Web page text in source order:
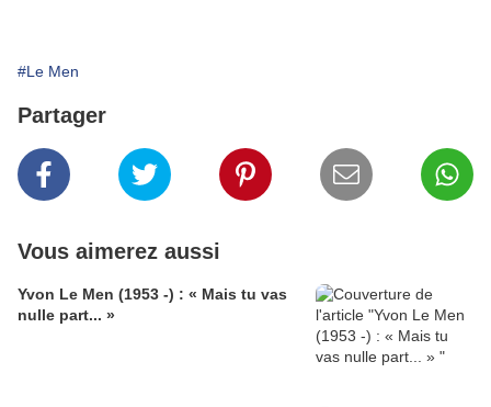
#Le Men
Partager
Vous aimerez aussi
Yvon Le Men (1953 -) : « Mais tu vas
nulle part... »